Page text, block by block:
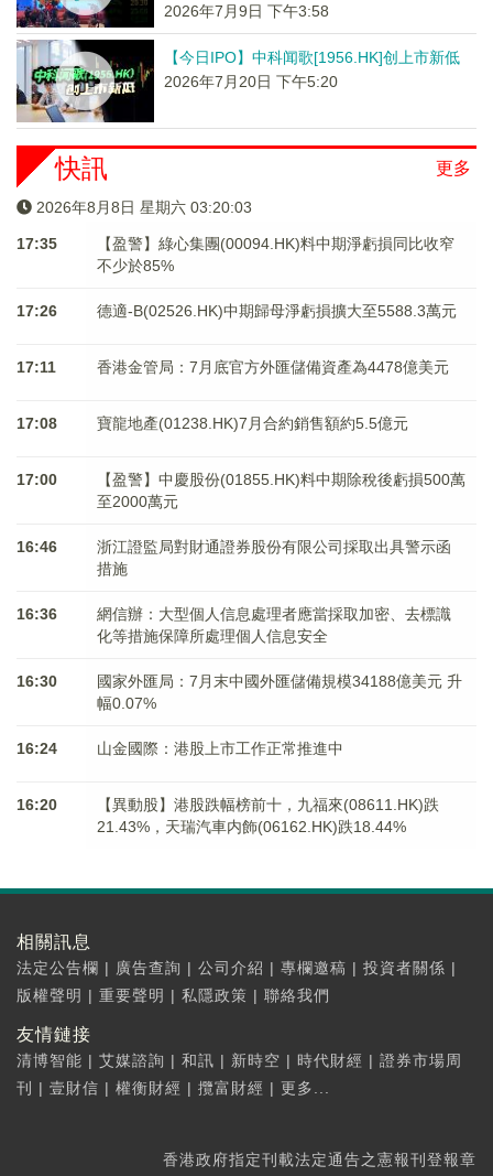
2026年7月9日 下午3:58
【今日IPO】中科闻歌[1956.HK]创上市新低
2026年7月20日 下午5:20
更多
快訊
2026年8月8日 星期六 03:20:04
17:35
【盈警】綠心集團(00094.HK)料中期淨虧損同比收窄
不少於85%
17:26 德適-B(02526.HK)中期歸母淨虧損擴大至5588.3萬元
17:11 香港金管局：7月底官方外匯儲備資產為4478億美元
17:08 寶龍地產(01238.HK)7月合約銷售額約5.5億元
17:00
【盈警】中慶股份(01855.HK)料中期除稅後虧損500萬
至2000萬元
16:46
浙江證監局對財通證券股份有限公司採取出具警示函
措施
16:36
網信辦：大型個人信息處理者應當採取加密、去標識
化等措施保障所處理個人信息安全
16:30
國家外匯局：7月末中國外匯儲備規模34188億美元 升
幅0.07%
16:24 山金國際：港股上市工作正常推進中
16:20
【異動股】港股跌幅榜前十，九福來(08611.HK)跌
21.43%，天瑞汽車内飾(06162.HK)跌18.44%
相關訊息
法定公告欄 | 廣告查詢 | 公司介紹 | 專欄邀稿 | 投資者關係 |
版權聲明 | 重要聲明 | 私隱政策 | 聯絡我們
友情鏈接
清博智能 | 艾媒諮詢 | 和訊 | 新時空 | 時代財經 | 證券市場周
刊
| 壹財信 | 權衡財經 | 攬富財經 | 更多...
香港政府指定刊載法定通告之憲報刊登報章